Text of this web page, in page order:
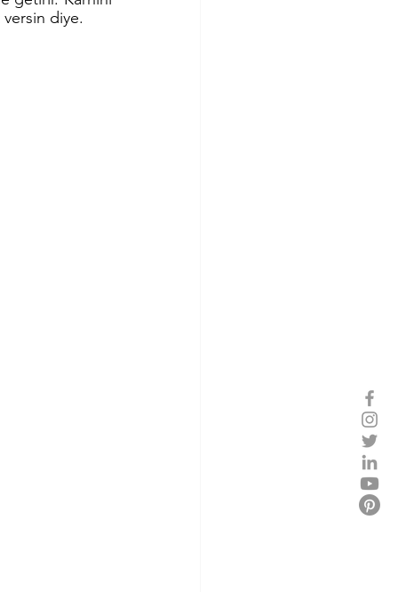
diye.